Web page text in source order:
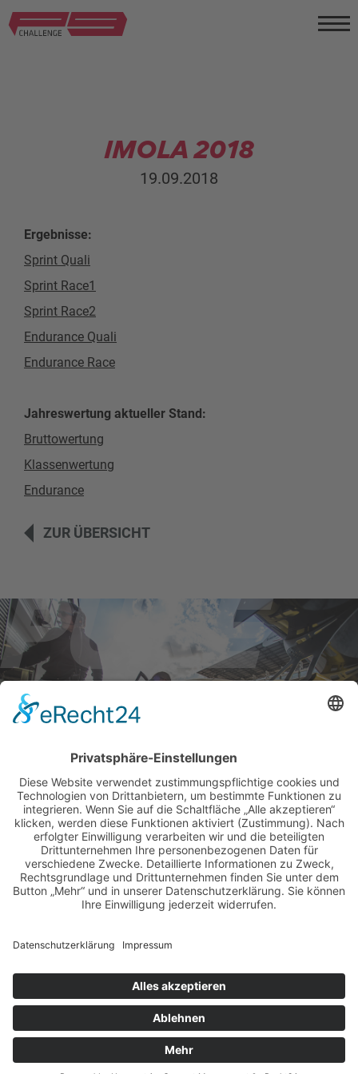
IMOLA 2018
19.09.2018
Ergebnisse:
Sprint Quali
Sprint Race1
Sprint Race2
Endurance Quali
Endurance Race
Jahreswertung aktueller Stand:
Bruttowertung
Klassenwertung
Endurance
ZUR ÜBERSICHT
BILDER & VIDEOS
ALLE NEWS PER E-MAIL
Impressum Datenschutz